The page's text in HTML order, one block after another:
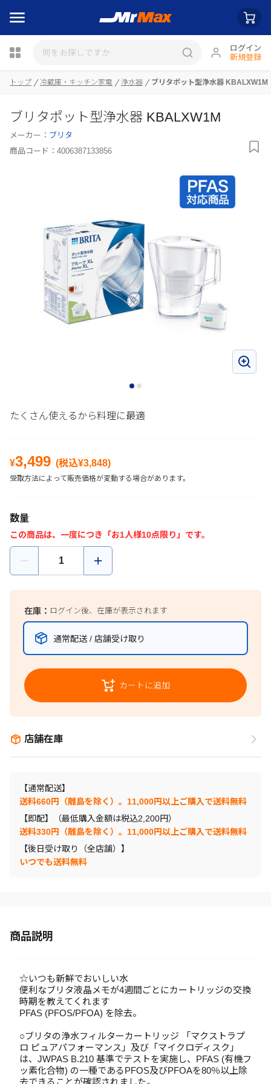
ログイン
新規登録
トップ 冷蔵庫・キッチン家電 浄水器 ブリタポット型浄水器 KBALXW1M
ブリタポット型浄水器 KBALXW1M
メーカー： ブリタ
商品コード： 4006387133856
たくさん使えるから料理に最適
¥3,499 (税込¥3,848)
受取方法によって販売価格が変動する場合があります。
数量
この商品は、一度につき「お1人様10点限り」です。
在庫： ログイン後、在庫が表示されます
通常配送 / 店舗受け取り
カートに追加
店舗在庫
【通常配送】
送料660円（離島を除く）。11,000円以上ご購入で送料無料
【即配】（最低購入金額は税込2,200円）
送料330円（離島を除く）。11,000円以上ご購入で送料無料
【後日受け取り（全店舗）】
いつでも送料無料
商品説明
☆いつも新鮮でおいしい水
便利なブリタ液晶メモが4週間ごとにカートリッジの交換
時期を教えてくれます
PFAS (PFOS/PFOA) を除去。
○ブリタの浄水フィルターカートリッジ 「マクストラプ
ロ ピュアパフォーマンス」及び「マイクロディスク」
は、JWPAS B.210 基準でテストを実施し、PFAS (有機フ
ッ素化合物) の一種であるPFOS及びPFOAを80％以上除
去できることが確認されました。